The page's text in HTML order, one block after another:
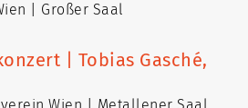
Großer Saal
| Tobias Gasché,